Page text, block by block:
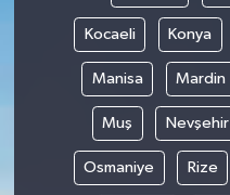
Kocaeli Konya
Manisa Mardin
Muş Nevşehir
Osmaniye Rize